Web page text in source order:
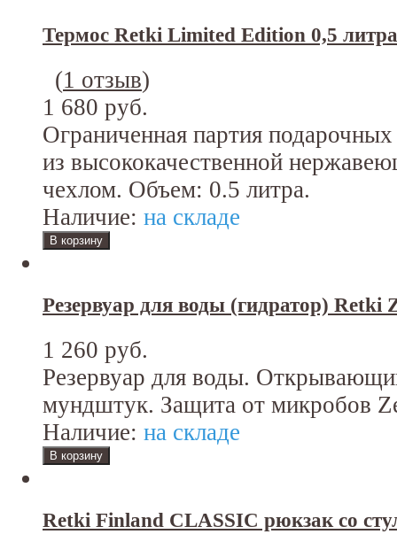
Термос Retki Limited Edition 0,5 литра
(1 отзыв)
1 680 руб.
Ограниченная партия
из высококачественной
чехлом. Объем: 0.5 литра.
Наличие: на складе
Резервуар для воды (гидратор) Retki
1 260 руб.
Резервуар для воды.
мундштук. Защита от микробов
Наличие: на складе
Retki Finland CLASSIC рюкзак со